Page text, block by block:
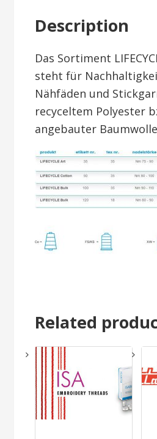
Description
Das Sortiment
steht für
Nähfäden und
recyceltem Polyester
angebauter
Related